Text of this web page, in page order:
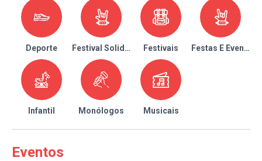
Deporte Festival Solidario Festivais Festas E Eventos
Infantil Monólogos Musicais
Eventos